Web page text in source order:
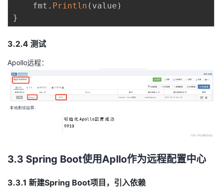
	fmt
. Println ( value )
}
3.2.4 测试
Apollo远程：
3.3 Spring Boot使用Apllo作为远程配置中心
3.3.1 新建Spring Boot项目，引入依赖